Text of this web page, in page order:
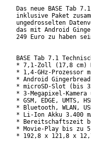
Das neue BASE Tab
inklusive Paket
ungedrosselten
das mit Android
249 Euro zu haben
BASE Tab 7.1
* 7,1-Zoll (17,8 cm)
* 1,4-GHz-Prozessor
* Android
* microSD-Slot (bis
* 3-Megapixel-
* GSM, EDGE, UMTS,
* Bluetooth, WLAN,
* Li-Ion Akku 3.400
* Bereitschaftszeit
* Movie-Play bis zu
* 192,8 x 121,8 x